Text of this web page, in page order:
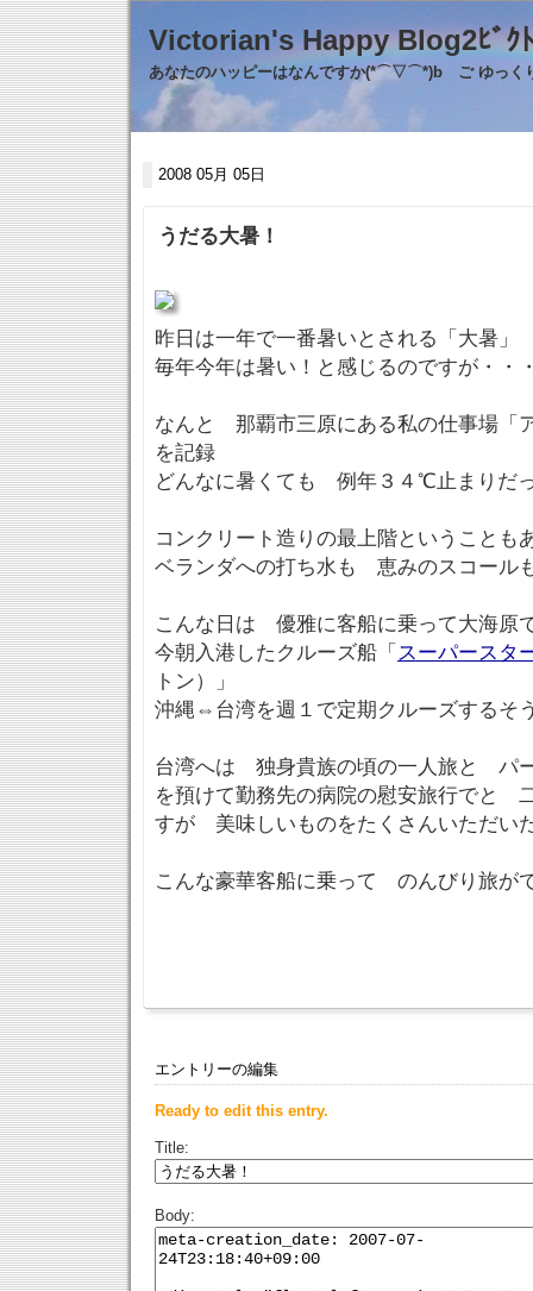
Victorian's Happy
あなたのハッピーはなんですか(*⌒▽⌒*)b ご ゆっく
2008 05月 05日
うだる大暑！
昨日は一年で一番暑いとされる「大暑」
毎年今年は暑い！と感じるのですが・・
なんと 那覇市三原にある私の仕事場「
を記録
どんなに暑くても 例年３４℃止まりだ
コンクリート造りの最上階ということも
ベランダへの打ち水も 恵みのスコー
こんな日は 優雅に客船に乗って大海原
今朝入港したクルーズ船「 スーパースタ
トン）」
沖縄⇔台湾を週１で定期クルーズするそ
台湾へは 独身貴族の頃の一人旅と パ
を預けて勤務先の病院の慰安旅行でと
すが 美味しいものをたくさんいただい
こんな豪華客船に乗って のんびり旅が
エントリーの編集
Ready to edit this entry.
Title:
Body: